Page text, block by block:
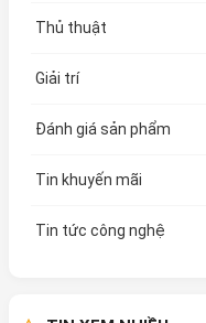
Thủ thuật
Giải trí
Đánh giá sản phẩm
Tin khuyến mãi
Tin tức công nghệ